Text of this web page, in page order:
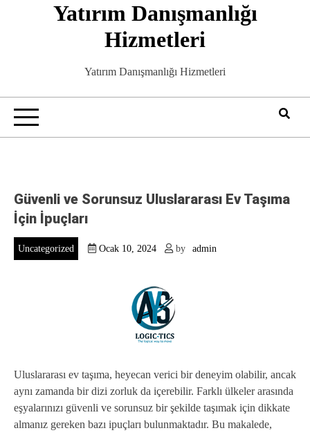
Yatırım Danışmanlığı
Hizmetleri
Yatırım Danışmanlığı Hizmetleri
Güvenli ve Sorunsuz Uluslararası Ev Taşıma
İçin İpuçları
Uncategorized Ocak 10, 2024 by admin
Uluslararası ev taşıma, heyecan verici bir deneyim olabilir, ancak
aynı zamanda bir dizi zorluk da içerebilir. Farklı ülkeler arasında
eşyalarınızı güvenli ve sorunsuz bir şekilde taşımak için dikkate
almanız gereken bazı ipuçları bulunmaktadır. Bu makalede,